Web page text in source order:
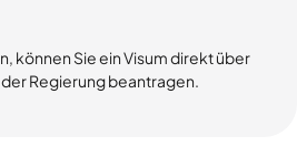
können Sie ein Visum direkt über
Regierung beantragen.